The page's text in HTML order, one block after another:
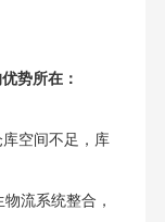
势所在：
空间不足，库
流系统整合，